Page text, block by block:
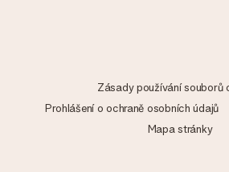
Zásady používání souborů
Prohlášení o ochraně osobních údajů
Mapa stránky